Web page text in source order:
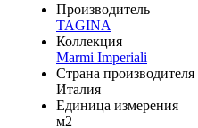
Производитель
TAGINA
Коллекция
Marmi Imperiali
Страна производителя
Италия
Единица измерения
м2